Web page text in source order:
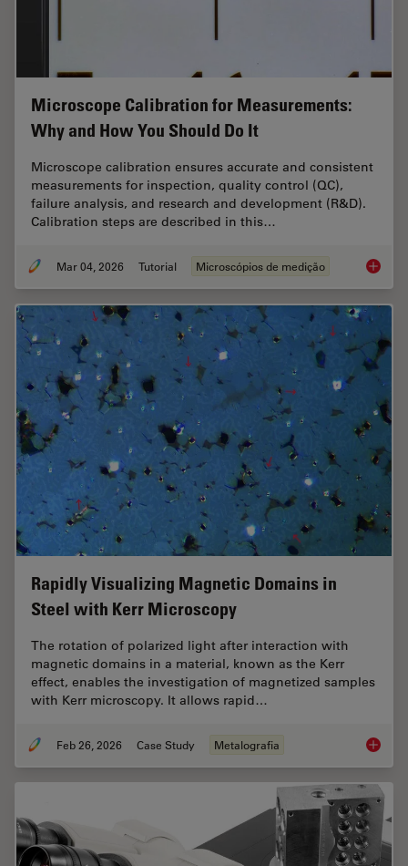
Microscope Calibration for Measurements:
Why and How You Should Do It
Microscope calibration ensures accurate and consistent
measurements for inspection, quality control (QC),
failure analysis, and research and development (R&D).
Calibration steps are described in this…
Mar 04, 2026 Tutorial Microscópios de medição
Rapidly Visualizing Magnetic Domains in
Steel with Kerr Microscopy
The rotation of polarized light after interaction with
magnetic domains in a material, known as the Kerr
effect, enables the investigation of magnetized samples
with Kerr microscopy. It allows rapid…
Feb 26, 2026 Case Study Metalografia